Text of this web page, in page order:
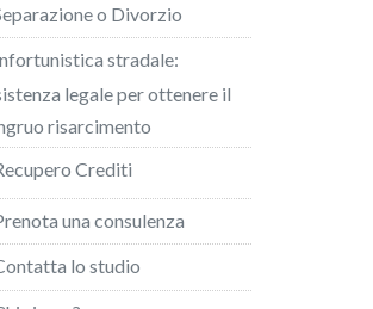
o Divorzio
stradale:
legale per ottenere il
risarcimento
Crediti
una consulenza
lo studio